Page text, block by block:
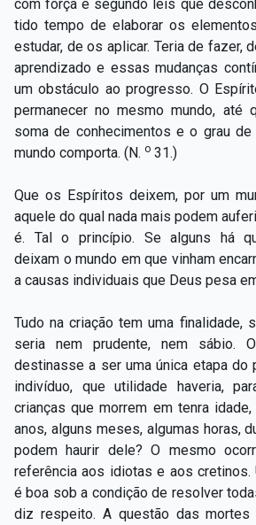
com força e segundo leis que
tido tempo de elaborar os
estudar, de os aplicar. Teria de fazer,
aprendizado e essas mudanças
um obstáculo ao progresso. O
permanecer no mesmo mundo, até
soma de conhecimentos e o grau
mundo comporta. (N. o 31.)
Que os Espíritos deixem, por um
aquele do qual nada mais podem
é. Tal o princípio. Se alguns há
deixam o mundo em que vinham
a causas individuais que Deus pesa
Tudo na criação tem uma finalidade,
seria nem prudente, nem sábio.
destinasse a ser uma única etapa do
indivíduo, que utilidade haveria,
crianças que morrem em tenra
anos, alguns meses, algumas horas,
podem haurir dele? O mesmo
referência aos idiotas e aos cretinos.
é boa sob a condição de resolver
diz respeito. A questão das mortes